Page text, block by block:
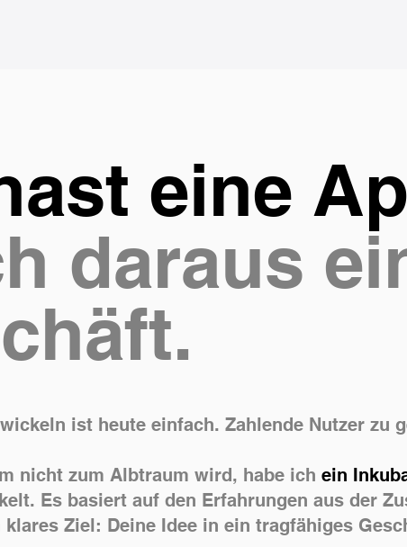
eine
daraus
ist heute einfach. Zahlende Nutzer zu
nicht zum Albtraum wird, habe ich ein
Es basiert auf den Erfahrungen aus der
Ziel: Deine Idee in ein tragfähiges